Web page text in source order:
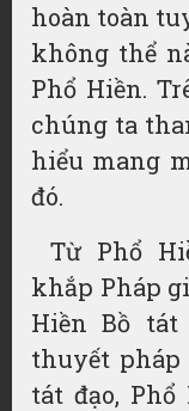
hoàn toàn
không thể
Phổ Hiền.
chúng ta
hiểu mang
đó.
Từ Phổ
khắp Pháp
Hiền Bồ
thuyết
tát đạo,